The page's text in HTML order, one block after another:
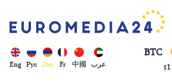
Eng Рус Հայ Fr 中國 عرب
BTC
ADA